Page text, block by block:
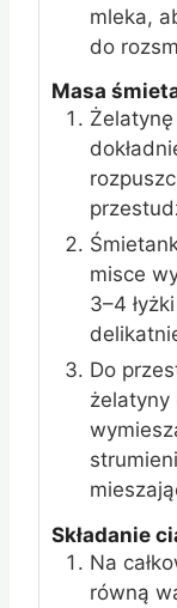
mleka,
do
Masa
misce
3–4
Do
żelatyny
Składanie
Na
równą